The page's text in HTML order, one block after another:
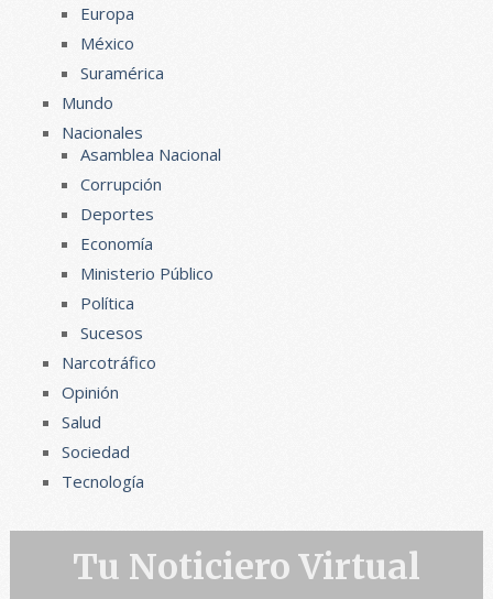
Europa
México
Suramérica
Mundo
Nacionales
Asamblea Nacional
Corrupción
Deportes
Economía
Ministerio Público
Política
Sucesos
Narcotráfico
Opinión
Salud
Sociedad
Tecnología
Tu Noticiero Virtual